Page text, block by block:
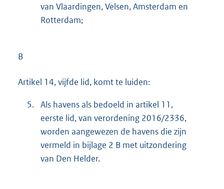
van Vlaardingen, Velsen, Amsterdam en
Rotterdam;
B
Artikel 14, vijfde lid, komt te luiden:
5. Als havens als bedoeld in artikel 11,
eerste lid, van verordening 2016/2336,
worden aangewezen de havens die zijn
vermeld in bijlage 2 B met uitzondering
van Den Helder.